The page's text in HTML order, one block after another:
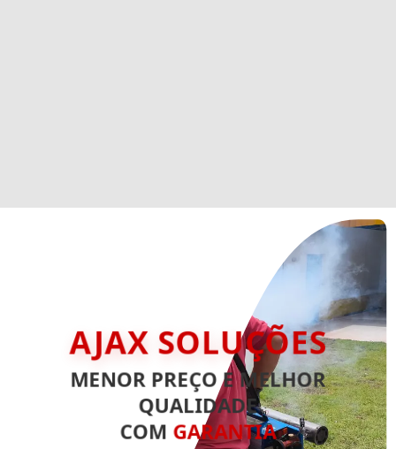
AJAX SOLUÇÕES
MENOR PREÇO E MELHOR
QUALIDADE
COM GARANTIA